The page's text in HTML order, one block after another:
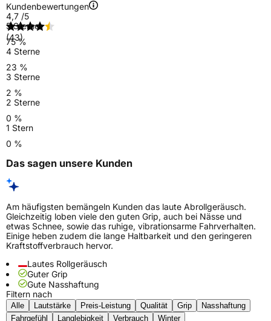
Kundenbewertungen
4,7 /5
(43)
5 Sterne
75 %
4 Sterne
23 %
3 Sterne
2 %
2 Sterne
0 %
1 Stern
0 %
Das sagen unsere Kunden
Am häufigsten bemängeln Kunden das laute Abrollgeräusch.
Gleichzeitig loben viele den guten Grip, auch bei Nässe und
etwas Schnee, sowie das ruhige, vibrationsarme Fahrverhalten.
Einige heben zudem die lange Haltbarkeit und den geringeren
Kraftstoffverbrauch hervor.
Lautes Rollgeräusch
Guter Grip
Gute Nasshaftung
Filtern nach
Alle Lautstärke Preis-Leistung Qualität Grip
Nasshaftung
Fahrgefühl
Langlebigkeit Verbrauch Winter